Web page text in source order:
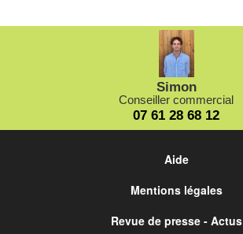
Simon
Conseiller commercial
07 61 28 68 12
Aide
Mentions légales
Revue de presse - Actus